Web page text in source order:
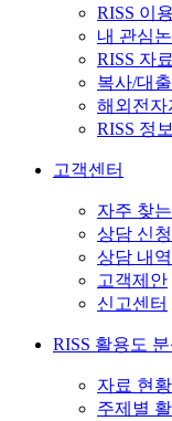
RISS 이
내 관심
RISS 자
복사/대
해외전자
RISS 정
고객센터
자주 찾
상담 신청
상담 내
고객제안
신고센터
RISS 활용도 분
자료 현
주제별